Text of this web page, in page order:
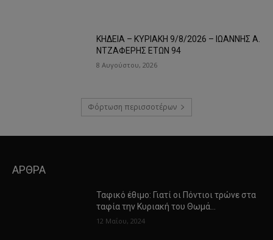
ΚΗΔΕΙΑ – ΚΥΡΙΑΚΗ 9/8/2026 – ΙΩΑΝΝΗΣ Α.
ΝΤΖΑΦΕΡΗΣ ΕΤΩΝ 94
8 Αυγούστου, 2026
Φόρτωση περισσοτέρων
ΑΡΘΡΑ
Ταφικό έθιμο: Γιατί οι Πόντιοι τρώνε στα
ταφία την Κυριακή του Θωμά…
12 Μαΐου, 2024